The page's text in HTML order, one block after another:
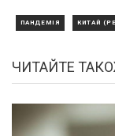
ПАНДЕМІЯ КИТАЙ
ЧИТАЙТЕ